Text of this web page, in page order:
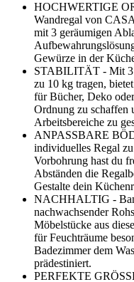
HOCHWERTIGE
Wandregal von
mit 3 geräumigen
Gewürze in der
STABILITÄT - Mit 3
zu 10 kg tragen,
für Bücher, Deko
Ordnung zu schaffen
Arbeitsbereiche zu
ANPASSBARE
individuelles Regal
Vorbohrung hast du
Abständen die
Gestalte dein
NACHHALTIG -
nachwachsender
Möbelstücke aus
für Feuchträume
Badezimmer dem
prädestiniert.
PERFEKTE